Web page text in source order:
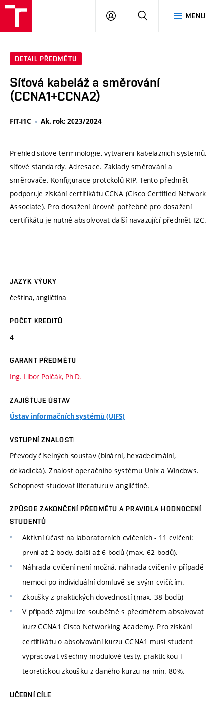
MENU
PŘIHLÁSIT
DETAIL PŘEDMĚTU
Síťová kabeláž a směrování
(CCNA1+CCNA2)
FIT-I1C Ak. rok: 2023/2024
Přehled síťové terminologie, vytváření kabelážních systémů,
síťové standardy. Adresace. Základy směrování a
směrovače. Konfigurace protokolů RIP. Tento předmět
podporuje získání certifikátu CCNA (Cisco Certified Network
Associate). Pro dosažení úrovně potřebné pro dosažení
certifikátu je nutné absolvovat další navazující předmět I2C.
JAZYK VÝUKY
čeština, angličtina
POČET KREDITŮ
4
GARANT PŘEDMĚTU
Ing. Libor Polčák, Ph.D.
ZAJIŠŤUJE ÚSTAV
Ústav informačních systémů (UIFS)
VSTUPNÍ ZNALOSTI
Převody číselných soustav (binární, hexadecimální,
dekadická). Znalost operačního systému Unix a Windows.
Schopnost studovat literaturu v angličtině.
ZPŮSOB ZAKONČENÍ PŘEDMĚTU A PRAVIDLA HODNOCENÍ
STUDENTŮ
Aktivní účast na laboratorních cvičeních - 11 cvičení:
první až 2 body, další až 6 bodů (max. 62 bodů).
Náhrada cvičení není možná, náhrada cvičení v případě
nemoci po individuální domluvě se svým cvičícím.
Zkoušky z praktických dovedností (max. 38 bodů).
V případě zájmu lze souběžně s předmětem absolvovat
kurz CCNA1 Cisco Networking Academy. Pro získání
certifikátu o absolvování kurzu CCNA1 musí student
vypracovat všechny modulové testy, praktickou i
teoretickou zkoušku z daného kurzu na min. 80%.
UČEBNÍ CÍLE